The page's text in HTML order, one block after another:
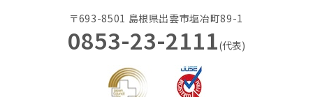
〒693-8501 島根県出雲市塩冶町89-1
0853-23-2111(代表)